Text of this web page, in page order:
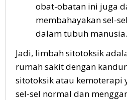
obat-obatan ini juga
membahayakan sel-
dalam tubuh manusia.
Jadi, limbah sitotoksik
rumah sakit dengan
sitotoksik atau kemoterapi
sel-sel normal dan